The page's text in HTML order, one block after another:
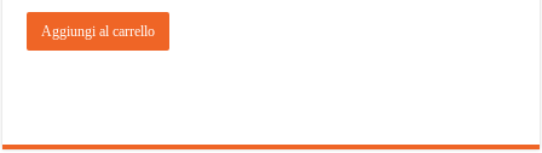
Aggiungi al carrello